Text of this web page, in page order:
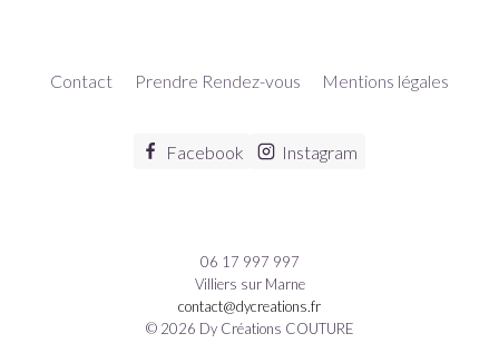
Contact Prendre Rendez-vous Mentions légales
Facebook Instagram
06 17 997 997
Villiers sur Marne
contact@dycreations.fr
© 2026 Dy Créations COUTURE